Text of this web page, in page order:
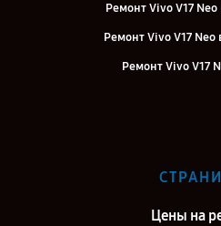
Ремонт Vivo V17
Ремонт Vivo V17 Neo
Ремонт Vivo V17
Ремонт Vivo V17
Цены на